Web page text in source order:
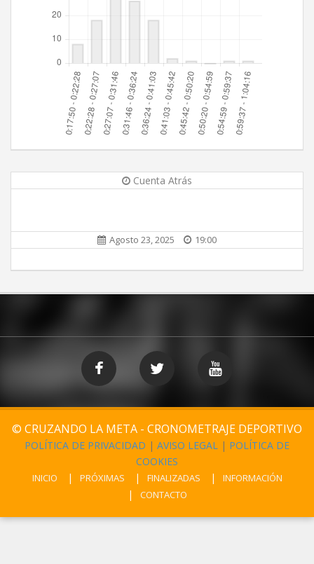
Cuenta Atrás
Agosto 23, 2025 19:00
© CRUZANDO LA META - CRONOMETRAJE DEPORTIVO
POLÍTICA DE PRIVACIDAD | AVISO LEGAL | POLÍTICA DE
COOKIES
INICIO PRÓXIMAS FINALIZADAS
INFORMACIÓN
CONTACTO